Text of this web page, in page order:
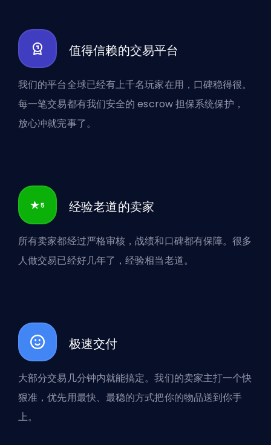
值得信赖的交易平台
我们的平台全球已经有上千名玩家在用，口碑稳得很。
每一笔交易都有我们安全的 escrow 担保系统保护，
放心冲就完事了。
经验老道的卖家
所有卖家都经过严格审核，战绩和口碑都有保障。很多
人做交易已经好几年了，经验相当老道。
极速交付
大部分交易几分钟内就能搞定。我们的卖家主打一个快
狠准，优先用最快、最稳的方式把你的物品送到你手
上。